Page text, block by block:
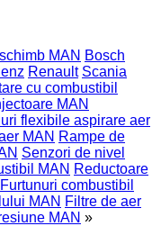
MAN Bosch
Renault Scania
cu combustibil
MAN
flexibile aspirare aer
MAN Rampe de
Senzori de nivel
MAN Reductoare
Furtunuri combustibil
MAN Filtre de aer
MAN »